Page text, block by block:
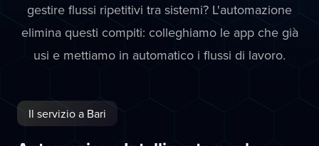
gestire flussi ripetitivi tra sistemi? L'automazione
elimina questi compiti: colleghiamo le app che già
usi e mettiamo in automatico i flussi di lavoro.
Il servizio a Bari